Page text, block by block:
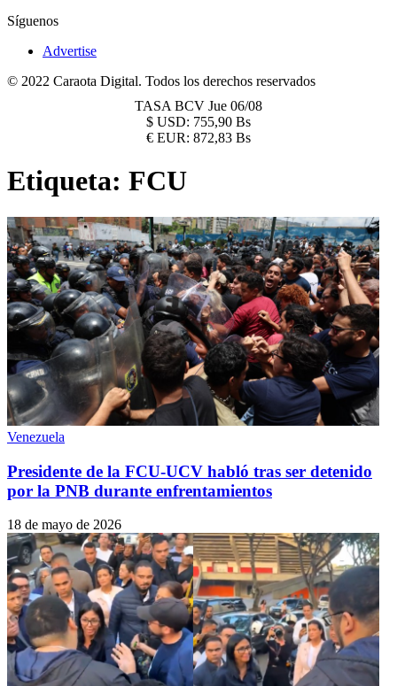
Síguenos
Advertise
© 2022 Caraota Digital. Todos los derechos reservados
TASA BCV Jue 06/08
$ USD: 755,90 Bs
€ EUR: 872,83 Bs
Etiqueta: FCU
Venezuela
Presidente de la FCU-UCV habló tras ser detenido
por la PNB durante enfrentamientos
18 de mayo de 2026